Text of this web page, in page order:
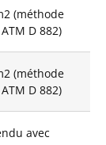
(méthode
D 882)
(méthode
D 882)
avec